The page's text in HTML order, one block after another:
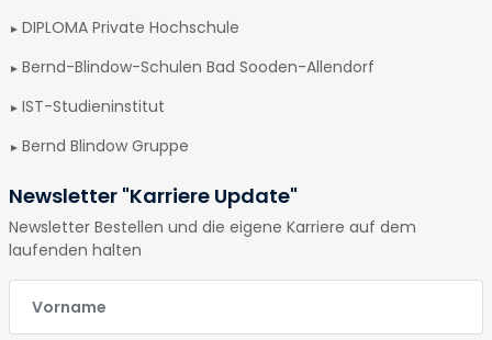
DIPLOMA Private Hochschule
Bernd-Blindow-Schulen Bad Sooden-Allendorf
IST-Studieninstitut
Bernd Blindow Gruppe
Newsletter "Karriere Update"
Newsletter Bestellen und die eigene Karriere auf dem
laufenden halten